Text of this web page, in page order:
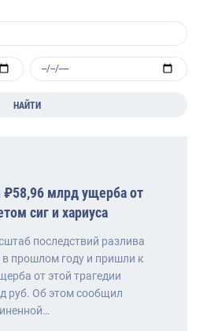
НАЙТИ
₽58,96 млрд ущерба от
сиг и хариуса
последствий разлива
прошлом году и пришли к
от этой трагедии
руб. Об этом сообщил